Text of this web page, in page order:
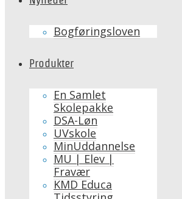
Bogføringsloven
Produkter
En Samlet
Skolepakke
DSA-Løn
UVskole
MinUddannelse
MU | Elev |
Fravær
KMD Educa